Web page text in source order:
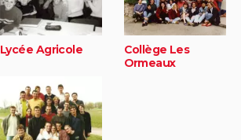
Lycée Agricole
Collège Les
Ormeaux